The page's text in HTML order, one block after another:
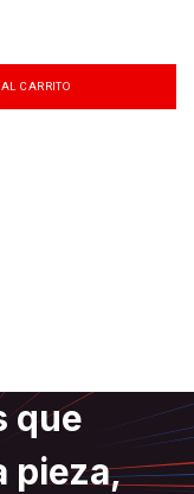
CARRITO
que
pieza,